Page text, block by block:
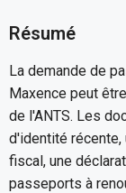
Résumé
La demande de
Maxence peut
de l'ANTS. Les
d'identité
fiscal, une
passeports à